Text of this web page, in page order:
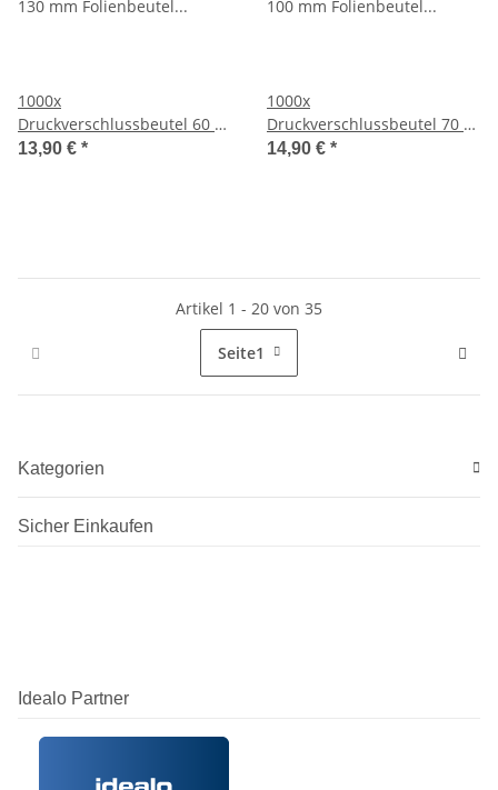
1000x
Druckverschlussbeutel 60 x
130 mm Folienbeutel
13,90 € *
1000x
Druckverschlussbeutel 70 x
100 mm Folienbeutel
14,90 € *
Artikel 1 - 20 von 35
Seite1
Kategorien
Sicher Einkaufen
Idealo Partner